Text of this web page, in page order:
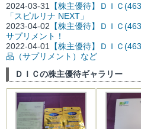
2024-03-31
【株主優待】ＤＩＣ
「スピルリナ NEXT」
2023-04-02 【株主優待】ＤＩＣ
サプリメント！
2022-04-01
【株主優待】ＤＩＣ
品（サプリメント）など
ＤＩＣの株主優待ギャラリー